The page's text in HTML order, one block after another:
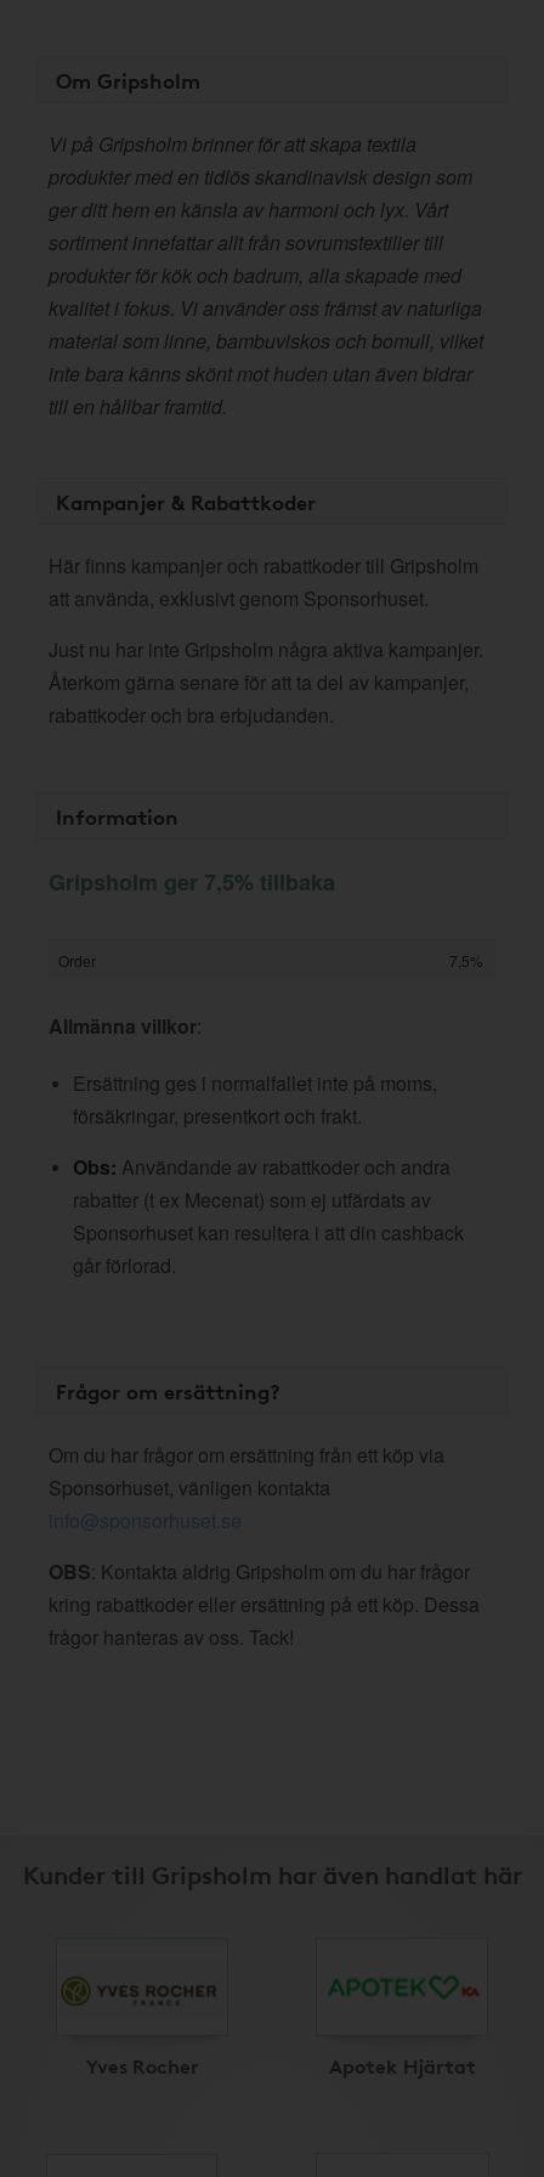
Om Gripsholm
Vi på Gripsholm brinner för att skapa textila
produkter med en tidlös skandinavisk design som
ger ditt hem en känsla av harmoni och lyx. Vårt
sortiment innefattar allt från sovrumstextilier till
produkter för kök och badrum, alla skapade med
kvalitet i fokus. Vi använder oss främst av naturliga
material som linne, bambuviskos och bomull, vilket
inte bara känns skönt mot huden utan även bidrar
till en hållbar framtid.
Kampanjer & Rabattkoder
Här finns kampanjer och rabattkoder till Gripsholm
att använda, exklusivt genom Sponsorhuset.
Just nu har inte Gripsholm några aktiva kampanjer.
Återkom gärna senare för att ta del av kampanjer,
rabattkoder och bra erbjudanden.
Information
Gripsholm ger 7,5% tillbaka
Order 7,5%
Allmänna villkor:
Ersättning ges i normalfallet inte på moms,
försäkringar, presentkort och frakt.
Obs: Användande av rabattkoder och andra
rabatter (t ex Mecenat) som ej utfärdats av
Sponsorhuset kan resultera i att din cashback
går förlorad.
Frågor om ersättning?
Om du har frågor om ersättning från ett köp via
Sponsorhuset, vänligen kontakta
info@sponsorhuset.se
OBS: Kontakta aldrig Gripsholm om du har frågor
kring rabattkoder eller ersättning på ett köp. Dessa
frågor hanteras av oss. Tack!
Kunder till Gripsholm har även handlat här
Yves Rocher Apotek Hjärtat